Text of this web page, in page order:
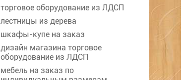
торговое оборудование из ЛДСП
лестницы из дерева
шкафы-купе на заказ
дизайн магазина торговое
оборудование из ЛДСП
мебель на заказ по